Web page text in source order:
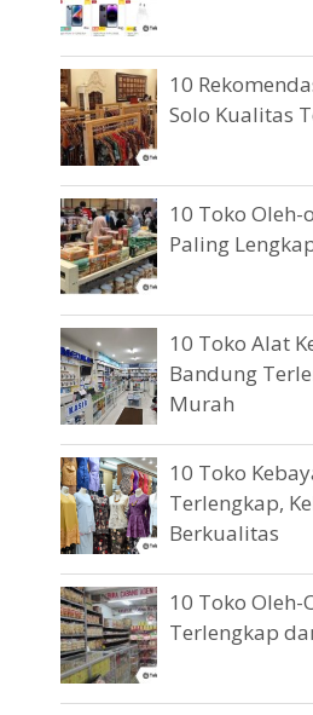
10
Solo Kualitas
10 Toko Oleh-
Paling
10 Toko Alat
Bandung
Murah
10 Toko
Terlengkap,
Berkualitas
10 Toko Oleh-
Terlengkap